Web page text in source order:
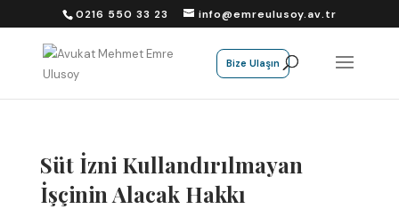
0216 550 33 23 info@emreulusoy.av.tr
Bize Ulaşın
Süt İzni Kullandırılmayan
İşçinin Alacak Hakkı